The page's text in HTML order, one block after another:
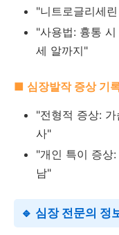
"니트로글리세
"사용법: 흉통
세 알까지"
■ 심장발작 증상 기
"전형적 증상:
사"
"개인 특이 증상
남"
🔹 심장 전문의 정